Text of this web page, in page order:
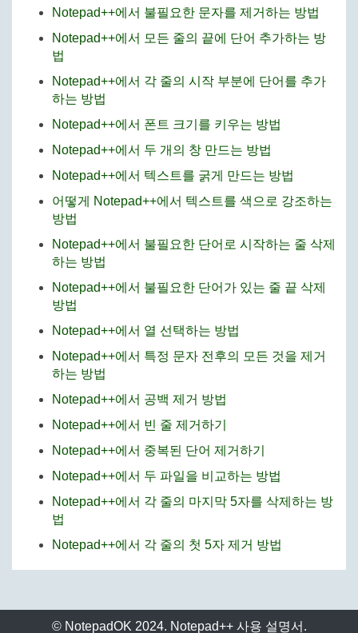
Notepad++에서 불필요한 문자를 제거하는 방법
Notepad++에서 모든 줄의 끝에 단어 추가하는 방
법
Notepad++에서 각 줄의 시작 부분에 단어를 추가
하는 방법
Notepad++에서 폰트 크기를 키우는 방법
Notepad++에서 두 개의 창 만드는 방법
Notepad++에서 텍스트를 굵게 만드는 방법
어떻게 Notepad++에서 텍스트를 색으로 강조하는
방법
Notepad++에서 불필요한 단어로 시작하는 줄 삭제
하는 방법
Notepad++에서 불필요한 단어가 있는 줄 끝 삭제
방법
Notepad++에서 열 선택하는 방법
Notepad++에서 특정 문자 전후의 모든 것을 제거
하는 방법
Notepad++에서 공백 제거 방법
Notepad++에서 빈 줄 제거하기
Notepad++에서 중복된 단어 제거하기
Notepad++에서 두 파일을 비교하는 방법
Notepad++에서 각 줄의 마지막 5자를 삭제하는 방
법
Notepad++에서 각 줄의 첫 5자 제거 방법
© NotepadOK 2024. Notepad++ 사용 설명서.